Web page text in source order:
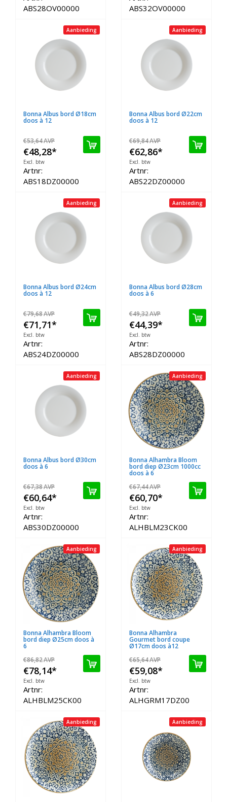
ABS28OV00000
ABS32OV00000
Aanbieding
Bonna Albus bord Ø18cm
doos à 12
€53,64AVP
€48,28*
Excl. btw
Artnr:
ABS18DZ00000
Aanbieding
Bonna Albus bord Ø22cm
doos à 12
€69,84AVP
€62,86*
Excl. btw
Artnr:
ABS22DZ00000
Aanbieding
Bonna Albus bord Ø24cm
doos à 12
€79,68AVP
€71,71*
Excl. btw
Artnr:
ABS24DZ00000
Aanbieding
Bonna Albus bord Ø28cm
doos à 6
€49,32AVP
€44,39*
Excl. btw
Artnr:
ABS28DZ00000
Aanbieding
Bonna Albus bord Ø30cm
doos à 6
€67,38AVP
€60,64*
Excl. btw
Artnr:
ABS30DZ00000
Aanbieding
Bonna Alhambra Bloom
bord diep Ø23cm 1000cc
doos à 6
€67,44AVP
€60,70*
Excl. btw
Artnr:
ALHBLM23CK00
Aanbieding
Bonna Alhambra Bloom
bord diep Ø25cm doos à
6
€86,82AVP
€78,14*
Excl. btw
Artnr:
ALHBLM25CK00
Aanbieding
Bonna Alhambra
Gourmet bord coupe
Ø17cm doos à12
€65,64AVP
€59,08*
Excl. btw
Artnr:
ALHGRM17DZ00
Aanbieding Aanbieding